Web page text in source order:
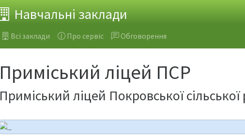
Навчальні заклади
Всі заклади Про сервіс Обговорення
Приміський ліцей ПСР
Приміський ліцей Покровської сільської